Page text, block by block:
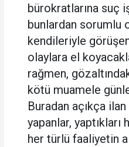
bürokratlarına suç
bunlardan sorumlu
kendileriyle
olaylara el
rağmen,
kötü muamele
Buradan açıkça
yapanlar, yaptıkları
her türlü faaliyetin